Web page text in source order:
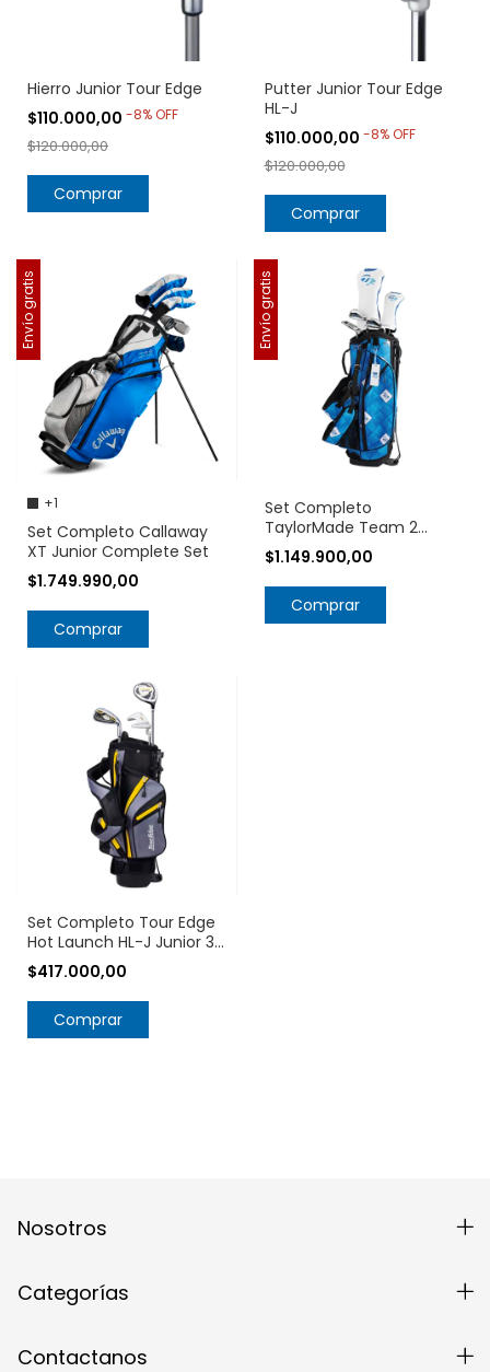
Hierro Junior Tour Edge
$110.000,00 -8%OFF
$120.000,00
Comprar
Putter Junior Tour Edge
HL-J
$110.000,00 -8%OFF
$120.000,00
Comprar
Envío gratis
+1
Set Completo Callaway
XT Junior Complete Set
$1.749.990,00
Comprar
Envío gratis
Set Completo
TaylorMade Team 2
Junior 6 Piezas 7-9 Años
$1.149.900,00
Set Completo Tour Edge
Hot Launch HL-J Junior 3-
6 Años
$417.000,00
Nosotros
Categorías
Contactanos